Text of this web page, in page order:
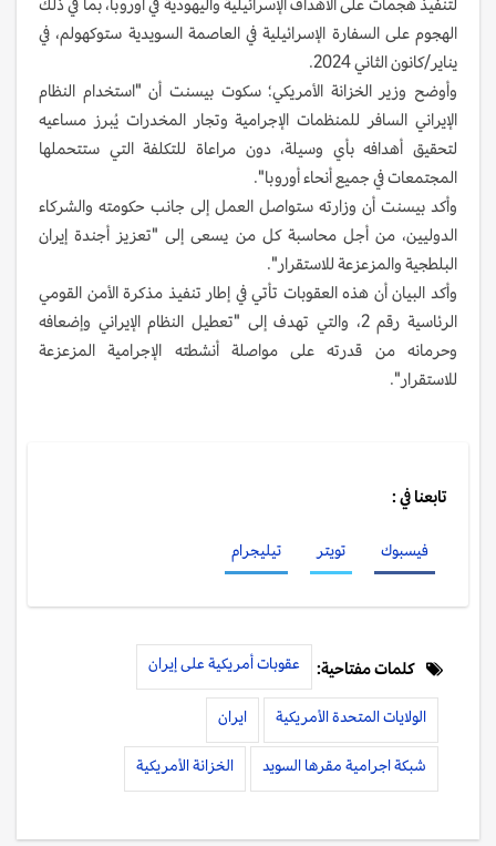
الهجوم على السفارة الإسرائيلية في العاصمة السويدية ستوكهولم، في
يناير/كانون الثاني 2024.
وأوضح وزير الخزانة الأمريكي؛ سكوت بيسنت أن "استخدام النظام
الإيراني السافر للمنظمات الإجرامية وتجار المخدرات يُبرز مساعيه
لتحقيق أهدافه بأي وسيلة، دون مراعاة للتكلفة التي ستتحملها
المجتمعات في جميع أنحاء أوروبا".
وأكد بيسنت أن وزارته ستواصل العمل إلى جانب حكومته والشركاء
الدوليين، من أجل محاسبة كل من يسعى إلى "تعزيز أجندة إيران
البلطجية والمزعزعة للاستقرار".
وأكد البيان أن هذه العقوبات تأتي في إطار تنفيذ مذكرة الأمن القومي
الرئاسية رقم 2، والتي تهدف إلى "تعطيل النظام الإيراني وإضعافه
وحرمانه من قدرته على مواصلة أنشطته الإجرامية المزعزعة
للاستقرار".
تابعنا في :
فيسبوك تويتر تيليجرام
كلمات مفتاحية: عقوبات أمريكية على إيران
الولايات المتحدة الأمريكية ايران
شبكة اجرامية مقرها السويد الخزانة الأمريكية